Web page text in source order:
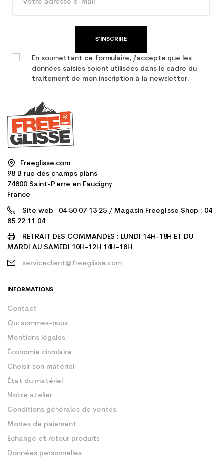
S'INSCRIRE
En soumettant ce formulaire, j'accepte que les
données saisies soient utilisées dans le cadre du
traitement de mon inscription à la newsletter.
Freeglisse.com
98 B rue des champs plans
74800 Saint-Pierre en Faucigny
France
Site web : 04 50 07 13 25 / Magasin Freeglisse Shop : 04
85 22 11 04
RETRAIT DES COMMANDES : LUNDI 14H-18H ET DU
MARDI AU SAMEDI 10H-12H 14H-18H
serviceclient@freeglisse.com
INFORMATIONS
Contact
Qui sommes-nous
Mentions légales
Économie circulaire
Choisir son matériel
État du matériel
Notre atelier
Conditions générales de ventes
Modes de paiement
Échange et retour produits
Données personnelles